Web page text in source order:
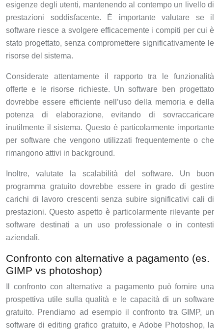
esigenze degli utenti, mantenendo al contempo un livello di
prestazioni soddisfacente. È importante valutare se il
software riesce a svolgere efficacemente i compiti per cui è
stato progettato, senza compromettere significativamente le
risorse del sistema.
Considerate attentamente il rapporto tra le funzionalità
offerte e le risorse richieste. Un software ben progettato
dovrebbe essere efficiente nell’uso della memoria e della
potenza di elaborazione, evitando di sovraccaricare
inutilmente il sistema. Questo è particolarmente importante
per software che vengono utilizzati frequentemente o che
rimangono attivi in background.
Inoltre, valutate la scalabilità del software. Un buon
programma gratuito dovrebbe essere in grado di gestire
carichi di lavoro crescenti senza subire significativi cali di
prestazioni. Questo aspetto è particolarmente rilevante per
software destinati a un uso professionale o in contesti
aziendali.
Confronto con alternative a pagamento (es.
GIMP vs photoshop)
Il confronto con alternative a pagamento può fornire una
prospettiva utile sulla qualità e le capacità di un software
gratuito. Prendiamo ad esempio il confronto tra GIMP, un
software di editing grafico gratuito, e Adobe Photoshop, la